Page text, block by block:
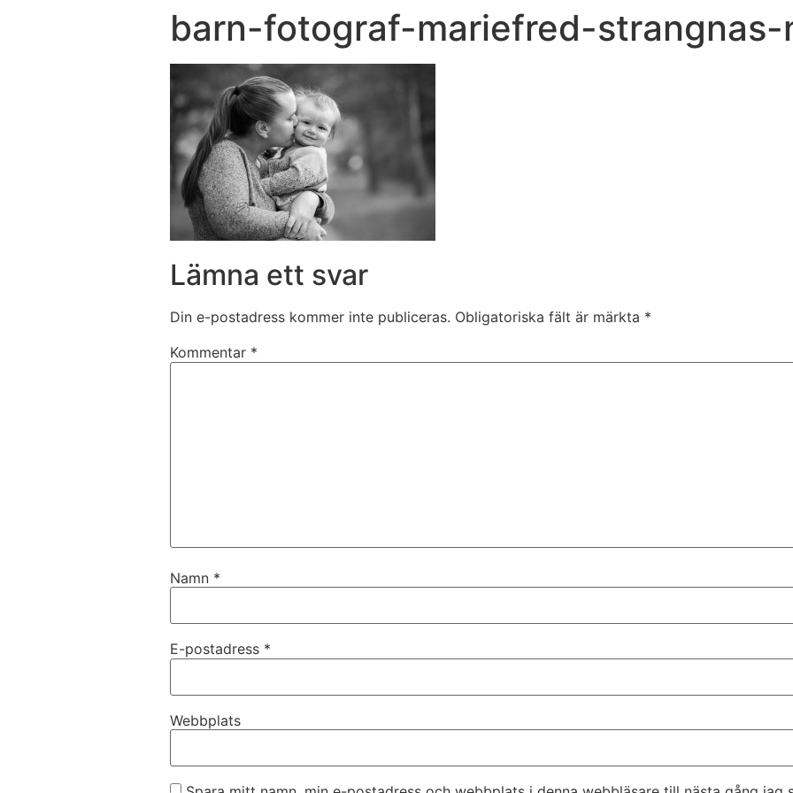
barn-fotograf-mariefred-
Lämna ett svar
Din e-postadress kommer inte publiceras. Obligatoriska fält är märkta *
Kommentar *
Namn *
E-postadress *
Webbplats